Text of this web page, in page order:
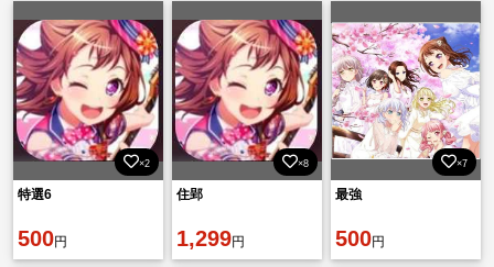
所持
×2
特選6
500円
×8
住郢
1,299円
×7
最強
500円